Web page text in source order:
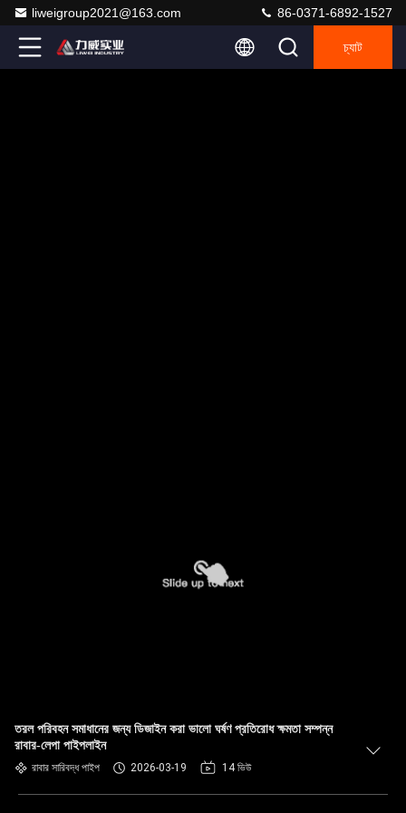
liweigroup2021@163.com 86-0371-6892-1527
চ্যাট
তরল পরিবহন সমাধানের জন্য ডিজাইন করা ভালো ঘর্ষণ প্রতিরোধ ক্ষমতা সম্পন্ন
রাবার-লেপা পাইপলাইন
রাবার সারিবদ্ধ পাইপ 2026-03-19 14 ভিউ